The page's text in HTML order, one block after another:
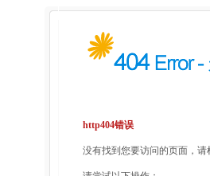
http404错误
没有找到您要访问的页面，